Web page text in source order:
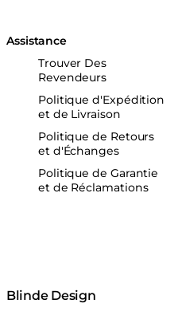
Assistance
Trouver Des
Revendeurs
Politique d'Expédition
et de Livraison
Politique de Retours
et d'Échanges
Politique de Garantie
et de Réclamations
Blinde Design